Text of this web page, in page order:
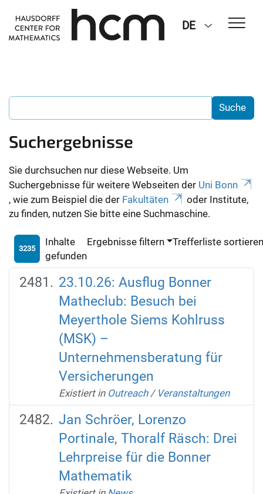
DE
Suchergebnisse
Sie durchsuchen nur diese Webseite. Um
Suchergebnisse für weitere Webseiten der Uni Bonn
, wie zum Beispiel die der Fakultäten
oder Institute,
zu finden, nutzen Sie bitte eine Suchmaschine.
3235
Inhalte
gefunden
Ergebnisse filtern Trefferliste
23.10.26: Ausflug Bonner
Matheclub: Besuch bei
Meyerthole Siems Kohlruss
(MSK) –
Unternehmensberatung für
Versicherungen
Existiert in Outreach / Veranstaltungen
Jan Schröer, Lorenzo
Portinale, Thoralf Räsch: Drei
Lehrpreise für die Bonner
Mathematik